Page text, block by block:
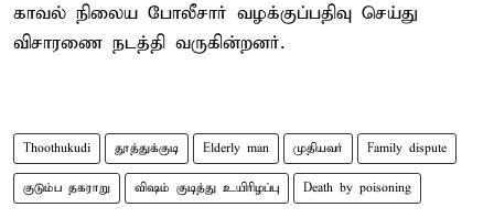
காவல் நிலைய போலீசார் வழக்குப்பதிவு செய்து
விசாரணை நடத்தி வருகின்றனர்.
Thoothukudi தூத்துக்குடி Elderly man முதியவர் Family dispute
குடும்ப தகராறு விஷம் குடித்து உயிரிழப்பு Death by poisoning